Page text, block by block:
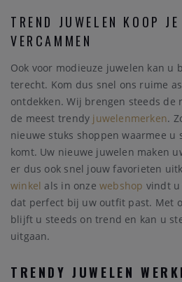
TREND JUWELEN KOOP
VERCAMMEN
Ook voor modieuze juwelen kan u
terecht. Kom dus snel ons ruime
ontdekken. Wij brengen steeds de
de meest trendy juwelenmerken.
nieuwe stuks shoppen waarmee u
komt. Uw nieuwe juwelen maken
er dus ook snel jouw favorieten
winkel als in onze webshop vindt u
dat perfect bij uw outfit past. Met
blijft u steeds on trend en kan u
uitgaan.
TRENDY JUWELEN